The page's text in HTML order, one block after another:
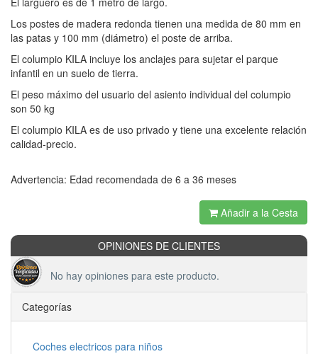
Los postes de madera redonda tienen una medida de 80 mm en
las patas y 100 mm (diámetro) el poste de arriba.
El columpio KILA incluye los anclajes para sujetar el parque
infantil en un suelo de tierra.
El peso máximo del usuario del asiento individual del columpio
son 50 kg
El columpio KILA es de uso privado y tiene una excelente relación
calidad-precio.
Advertencia: Edad recomendada de 6 a 36 meses
Añadir a la Cesta
OPINIONES DE CLIENTES
No hay opiniones para este producto.
Categorías
Coches electricos para niños